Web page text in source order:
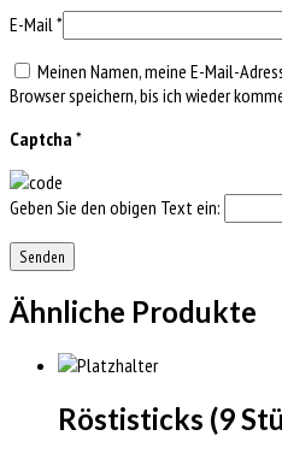
E-Mail *
Meinen Namen, meine E-Mail-
Browser speichern, bis ich wieder
Captcha *
Geben Sie den obigen Text ein:
Ähnliche Produkte
Röstisticks (9